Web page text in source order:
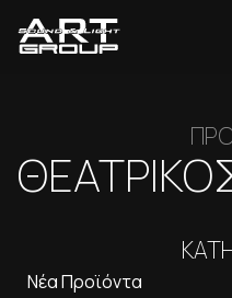
Νέα Προϊόντα